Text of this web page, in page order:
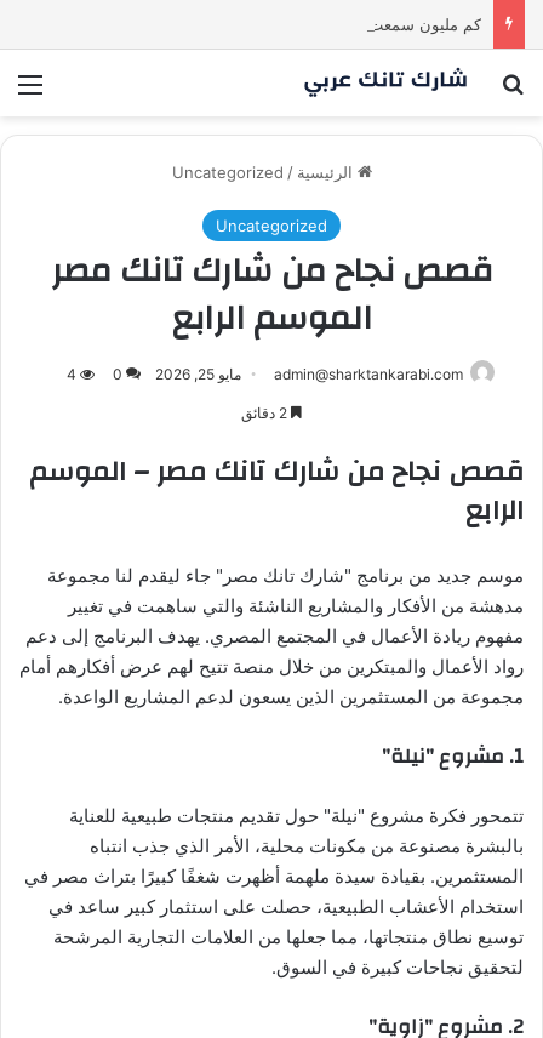
كم مليون سمعت خلال دقيقة واحدة؟ | شارك تانك العراق
بحث عن
الرئيسية /
Uncategorized
Uncategorized
قصص نجاح من شارك تانك مصر
الموسم الرابع
admin@sharktankarabi.com مايو 25, 2026 0
4
قصص نجاح من شارك تانك مصر – الموسم
الرابع
موسم جديد من برنامج "شارك تانك مصر" جاء ليقدم لنا مجموعة
مدهشة من الأفكار والمشاريع الناشئة والتي ساهمت في تغيير
مفهوم ريادة الأعمال في المجتمع المصري. يهدف البرنامج إلى دعم
رواد الأعمال والمبتكرين من خلال منصة تتيح لهم عرض أفكارهم أمام
مجموعة من المستثمرين الذين يسعون لدعم المشاريع الواعدة.
1. مشروع "نيلة"
تتمحور فكرة مشروع "نيلة" حول تقديم منتجات طبيعية للعناية
بالبشرة مصنوعة من مكونات محلية، الأمر الذي جذب انتباه
المستثمرين. بقيادة سيدة ملهمة أظهرت شغفًا كبيرًا بتراث مصر في
استخدام الأعشاب الطبيعية، حصلت على استثمار كبير ساعد في
توسيع نطاق منتجاتها، مما جعلها من العلامات التجارية المرشحة
لتحقيق نجاحات كبيرة في السوق.
2. مشروع "زاوية"